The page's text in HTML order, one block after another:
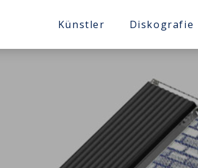
Künstler Diskografie